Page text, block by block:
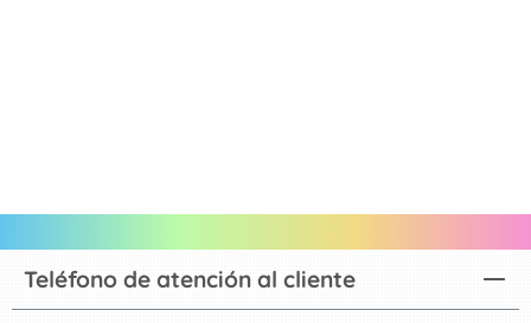
Teléfono de atención al cliente